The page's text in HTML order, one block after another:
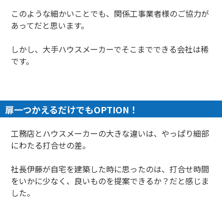
このような細かいことでも、関係工事業者様のご協力が
あってだと思います。
しかし、大手ハウスメーカーでそこまでできる会社は稀
です。
扉一つかえるだけでもOPTION！
工務店とハウスメーカーの大きな違いは、やっぱり細部
にわたる打合せの差。
社長伊藤が自宅を建築した時に思ったのは、打合せ時間
をいかに少なく、良いものを提案できるか？だと感じま
した。